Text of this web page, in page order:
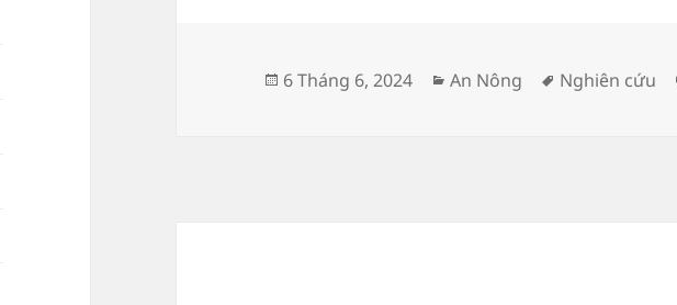
Đăng
6 Tháng 6, 2024
Danh
An Nông Thẻ
Nghiên cứu